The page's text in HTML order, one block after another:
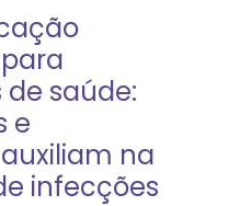
de saúde:
e
na
infecções